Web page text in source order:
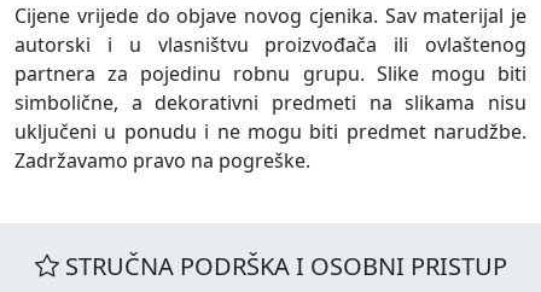
Cijene vrijede do objave novog cjenika. Sav materijal je
autorski i u vlasništvu proizvođača ili ovlaštenog
partnera za pojedinu robnu grupu. Slike mogu biti
simbolične, a dekorativni predmeti na slikama nisu
uključeni u ponudu i ne mogu biti predmet narudžbe.
Zadržavamo pravo na pogreške.
STRUČNA PODRŠKA I OSOBNI PRISTUP